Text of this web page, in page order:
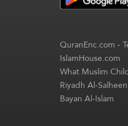
QuranEnc.com-
IslamHouse.com
What Muslim
Riyadh Al-
Bayan Al-Islam